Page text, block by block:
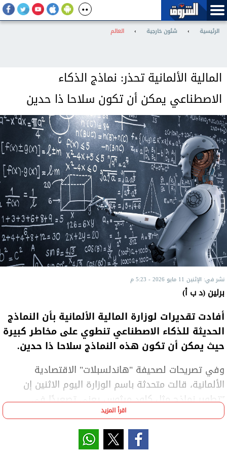
الرئيسية › شئون خارجية › العالم
المالية الألمانية تحذر: نماذج الذكاء
الاصطناعي يمكن أن تكون سلاحا ذا حدين
نشر في: الإثنين 11 مايو 2026 - 5:23 م
برلين (د ب أ)
أفادت تقديرات لوزارة المالية الألمانية بأن النماذج
الحديثة للذكاء الاصطناعي تنطوي على مخاطر كبيرة
حيث يمكن أن تكون هذه النماذج سلاحا ذا حدين.
وفي تصريحات لصحيفة "هاندلسبلات" الاقتصادية
الألمانية، قالت متحدثة باسم الوزارة اليوم الاثنين إن
"تطوير نماذج مثل كلود ميثوس يعني تصعيدًا في
مستوى التهديدات السيبرانية، وهو ما قد ينعكس أيضًا
على الاستقرار المالي".
اقرأ المزيد